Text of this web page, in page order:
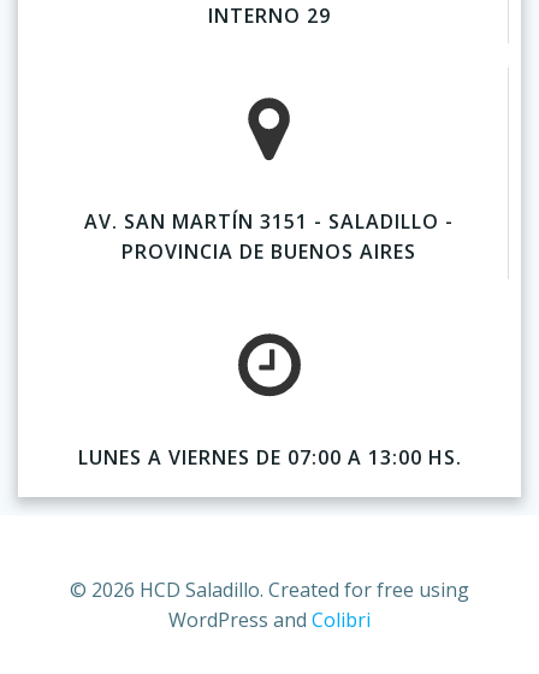
INTERNO 29
AV. SAN MARTÍN 3151 - SALADILLO -
PROVINCIA DE BUENOS AIRES
LUNES A VIERNES DE 07:00 A 13:00 HS.
© 2026 HCD Saladillo. Created for free using
WordPress and Colibri